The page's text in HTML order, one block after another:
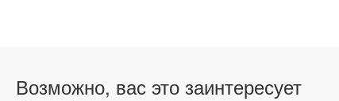
Возможно, вас это заинтересует